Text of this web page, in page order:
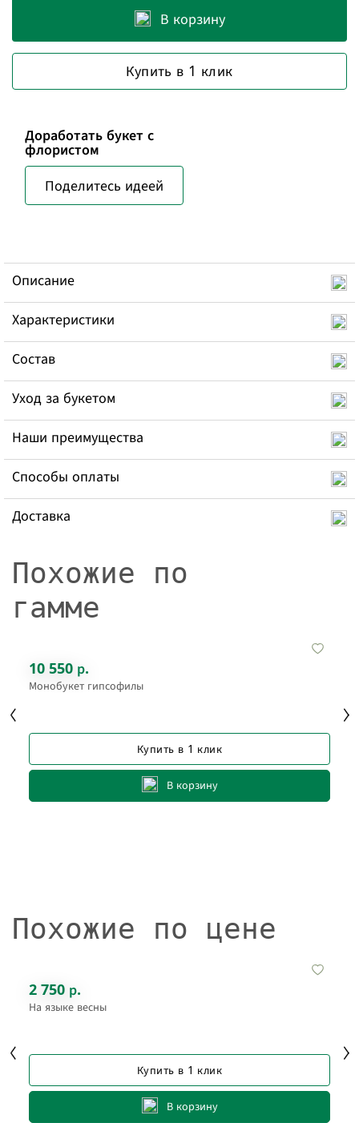
В корзину
Купить в 1 клик
Доработать букет с
флористом
Поделитесь идеей
Описание
Характеристики
Состав
Уход за букетом
Наши преимущества
Способы оплаты
Доставка
Похожие по
гамме
10 550 р.
Монобукет гипсофилы
Купить в 1 клик
В корзину
Похожие по цене
2 750 р.
На языке весны
Купить в 1 клик
В корзину